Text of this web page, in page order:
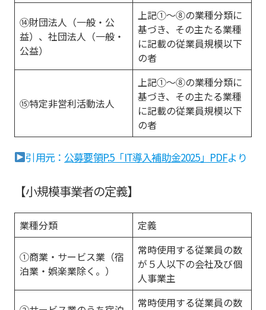
⑭財団法人（一般・公
益）、社団法人（一般・
公益）
上記①～⑧の業種分類に
基づき、その主たる業種
に記載の従業員規模以下
の者
⑮特定非営利活動法人
上記①～⑧の業種分類に
基づき、その主たる業種
に記載の従業員規模以下
の者
引用元： 公募要領P.5「IT導入補助金2025」PDFより
【小規模事業者の定義】
業種分類 定義
①商業・サービス業（宿
泊業・娯楽業除く。）
常時使用する従業員の数
が５人以下の会社及び個
人事業主
常時使用する従業員の数